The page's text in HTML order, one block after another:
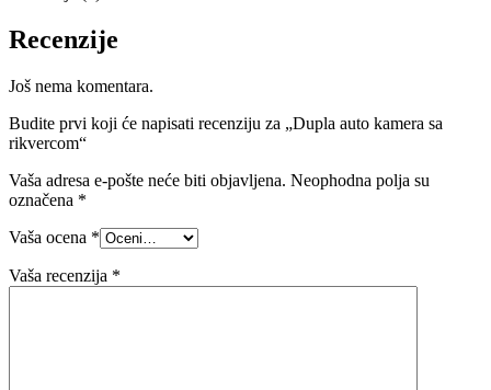
Recenzije
Još nema komentara.
Budite prvi koji će napisati recenziju za „Dupla auto kamera sa
rikvercom“
Vaša adresa e-pošte neće biti objavljena. Neophodna polja su
označena *
Vaša ocena *
Vaša recenzija *